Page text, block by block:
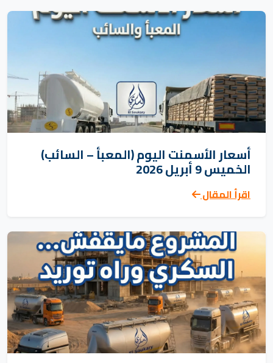
أسعار الأسمنت اليوم (المعبأ – السائب)
الخميس 9 أبريل 2026
اقرأ المقال